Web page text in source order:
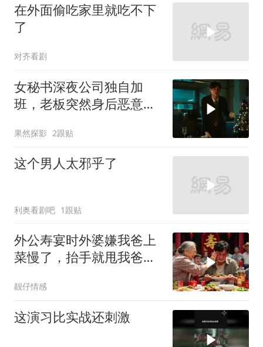
在外面偷吃家里就吃不下
了
对齐看剧
女秘书深夜公司独自加
班，老板突然身后恶意偷
机
果然探影 2跟贴
这个男人太邪乎了
利奥看剧吧 1跟贴
外公寿宴时外婆嫌我爸上
菜慢了，抬手就甩我爸三
靓仔情感
这演习比实战还刺激